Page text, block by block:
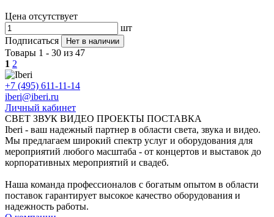
Цена отсутствует
шт
Подписаться
Нет в наличии
Товары 1 - 30 из 47
1 2
+7 (495) 611-11-14
iberi@iberi.ru
Личный кабинет
СВЕТ ЗВУК ВИДЕО ПРОЕКТЫ ПОСТАВКА
Iberi - ваш надежный партнер в области света, звука и видео.
Мы предлагаем широкий спектр услуг и оборудования для
мероприятий любого масштаба - от концертов и выставок до
корпоративных мероприятий и свадеб.
Наша команда профессионалов с богатым опытом в области
поставок гарантирует высокое качество оборудования и
надежность работы.